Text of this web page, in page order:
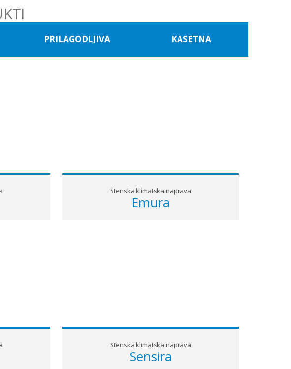
PRILAGODLJIVA KASETNA
Stenska klimatska naprava
Emura
Stenska klimatska naprava
Sensira